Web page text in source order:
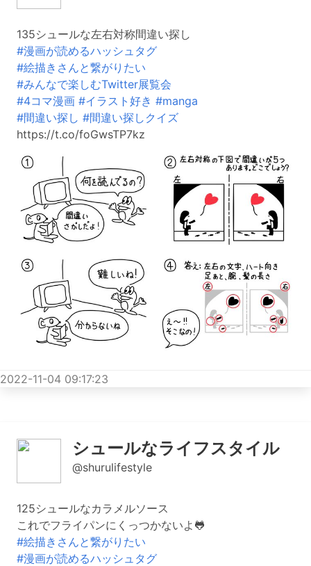
135シュールな左右対称間違い探し
#漫画が読めるハッシュタグ
#絵描きさんと繋がりたい
#みんなで楽しむTwitter展覧会
#4コマ漫画 #イラスト好き #manga
#間違い探し #間違い探しクイズ
https://t.co/foGwsTP7kz
2022-11-04 09:17:23
シュールなライフスタイル
@shurulifestyle
125シュールなカラメルソース
これでフライパンにくっつかないよ🐸
#絵描きさんと繋がりたい
#漫画が読めるハッシュタグ